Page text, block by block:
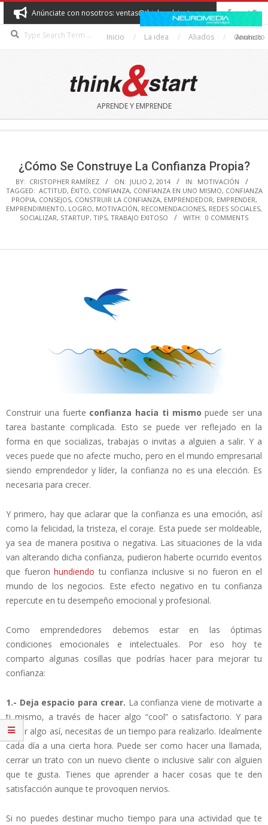
Skip
to
content
Anúnciate con nosotros: ventas@thinkandstart.com
Inicio La idea Aliados Contacto
THINK&START
APRENDE Y EMPRENDE
Anuncio
¿Cómo Se Construye La Confianza Propia?
BY: CRISTOPHER RAMÍREZ ON: JULIO 2, 2014 IN: MOTIVACIÓN
TAGGED: ACTITUD, ÉXITO, CONFIANZA, CONFIANZA EN UNO MISMO, CONFIANZA
PROPIA, CONSEJOS, CONSTRUIR LA CONFIANZA, EMPRENDEDOR, EMPRENDER,
EMPRENDIMIENTO, LOGRO, MOTIVACIÓN, RECOMENDACIONES, REDES SOCIALES,
SOCIALIZAR, STARTUP, TIPS, TRABAJO EXITOSO WITH: 0 COMMENTS
Construir una fuerte confianza hacia ti mismo puede ser una
tarea bastante complicada. Esto se puede ver reflejado en la
forma en que socializas, trabajas o invitas a alguien a salir. Y a
veces puede que no afecte mucho, pero en el mundo empresarial
siendo emprendedor y líder, la confianza no es una elección. Es
necesaria para crecer.
Y primero, hay que aclarar que la confianza es una emoción, así
como la felicidad, la tristeza, el coraje. Esta puede ser moldeable,
ya sea de manera positiva o negativa. Las situaciones de la vida
van alterando dicha confianza, pudieron haberte ocurrido eventos
que fueronhundiendo tu confianza inclusive si no fueron en el
mundo de los negocios. Este efecto negativo en tu confianza
repercute en tu desempeño emocional y profesional.
Como emprendedores debemos estar en las óptimas
condiciones emocionales e intelectuales. Por eso hoy te
comparto algunas cosillas que podrías hacer para mejorar tu
confianza:
1.- Deja espacio para crear. La confianza viene de motivarte a
ti mismo, a través de hacer algo “cool” o satisfactorio. Y para
hacer algo así, necesitas de un tiempo para realizarlo. Idealmente
cada día a una cierta hora. Puede ser como hacer una llamada,
cerrar un trato con un nuevo cliente o inclusive salir con alguien
que te gusta. Tienes que aprender a hacer cosas que te den
satisfacción aunque te provoquen nervios.
Si no puedes destinar mucho tiempo para una actividad que te